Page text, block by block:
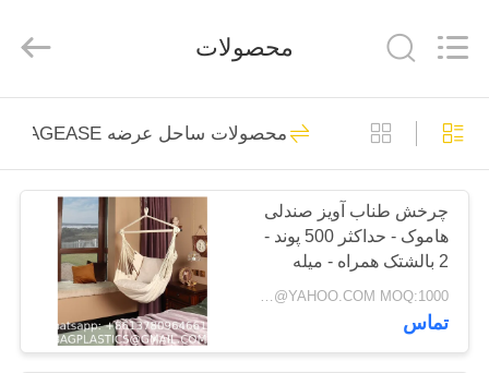
صفحه
اصلی
محصولات
درباره
CO.,LTD..
Developed
بسته بندی محصولات
لوازم جانبی تولید
کیسه
305
205
محصولات
محصولات ساحل عرضه BAGEASE تولید
چرخش طناب آویز صندلی
هاموک - حداکثر 500 پوند -
2 بالشتک همراه - میله
پخش کننده فولادی با حلقه
های ضد لغزش
Negotiable BAGPLASTICS@YAHOO.COM MOQ:1000 قطعه اسکایپ: mydearneil
تماس